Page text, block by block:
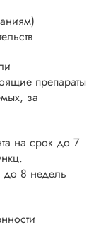
препараты
за
на срок до 7
до 8 недель